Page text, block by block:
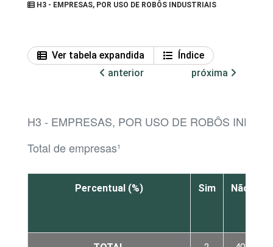
H3 - EMPRESAS, POR USO DE ROBÔS INDUSTRIAIS
Ver tabela expandida
Índice
anterior
próxima
H3 - EMPRESAS, POR USO DE ROBÔS
Total de empresas¹
Percentual (%) Sim Não